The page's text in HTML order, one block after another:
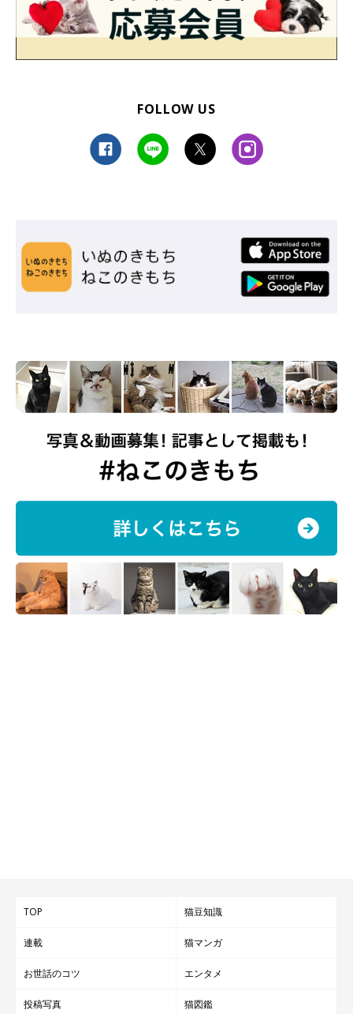
イスの上でリラックスするしらすくんとふうくん
――最後に、愛猫たちとの暮らしで“幸せを感じる瞬間”を教えて
「出勤時のお見送り・お迎えはもちろんですが、動画を撮影した
ころに夢見ていた、2匹の仲のよい様子が奇跡的に見られる瞬間
は、とくに幸せを感じます。
の姿を見たときの幸福感は、何ものにもかえられません」
愛猫たちの仲睦まじい姿は幸せそのもの。飼い主さんは、ふうく
んとしらすくんが仲よくしている姿を見ると、
「こんなステキな
姿を見せてくれてありがとう」 という気持ちになるのだとか。
>（獣医師が解説）先住猫のしっぽで遊ぶ子猫の気持ち
※この記事は投稿者さまにご了承をいただいたうえで制作してい
ます。
取材・文／長谷部サチ
FOLLOW US
TOP 猫豆知識
連載 猫マンガ
お世話のコツ エンタメ
投稿写真 猫図鑑